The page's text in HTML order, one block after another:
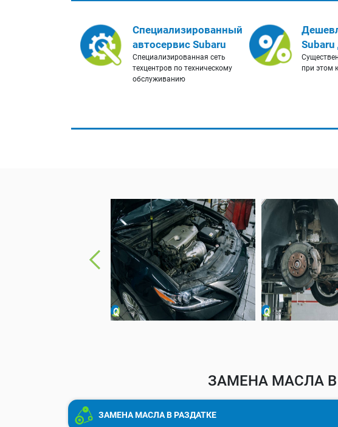
Специализированный
автосервис Subaru
Специализированная сеть
техцентров по техническому
обслуживанию
Subaru
при этом
ЗАМЕНА МАСЛА В
ЗАМЕНА МАСЛА В РАЗДАТКЕ